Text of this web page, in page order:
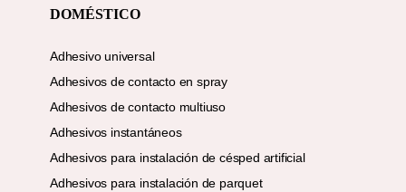
DOMÉSTICO
Adhesivo universal
Adhesivos de contacto en spray
Adhesivos de contacto multiuso
Adhesivos instantáneos
Adhesivos para instalación de césped artificial
Adhesivos para instalación de parquet